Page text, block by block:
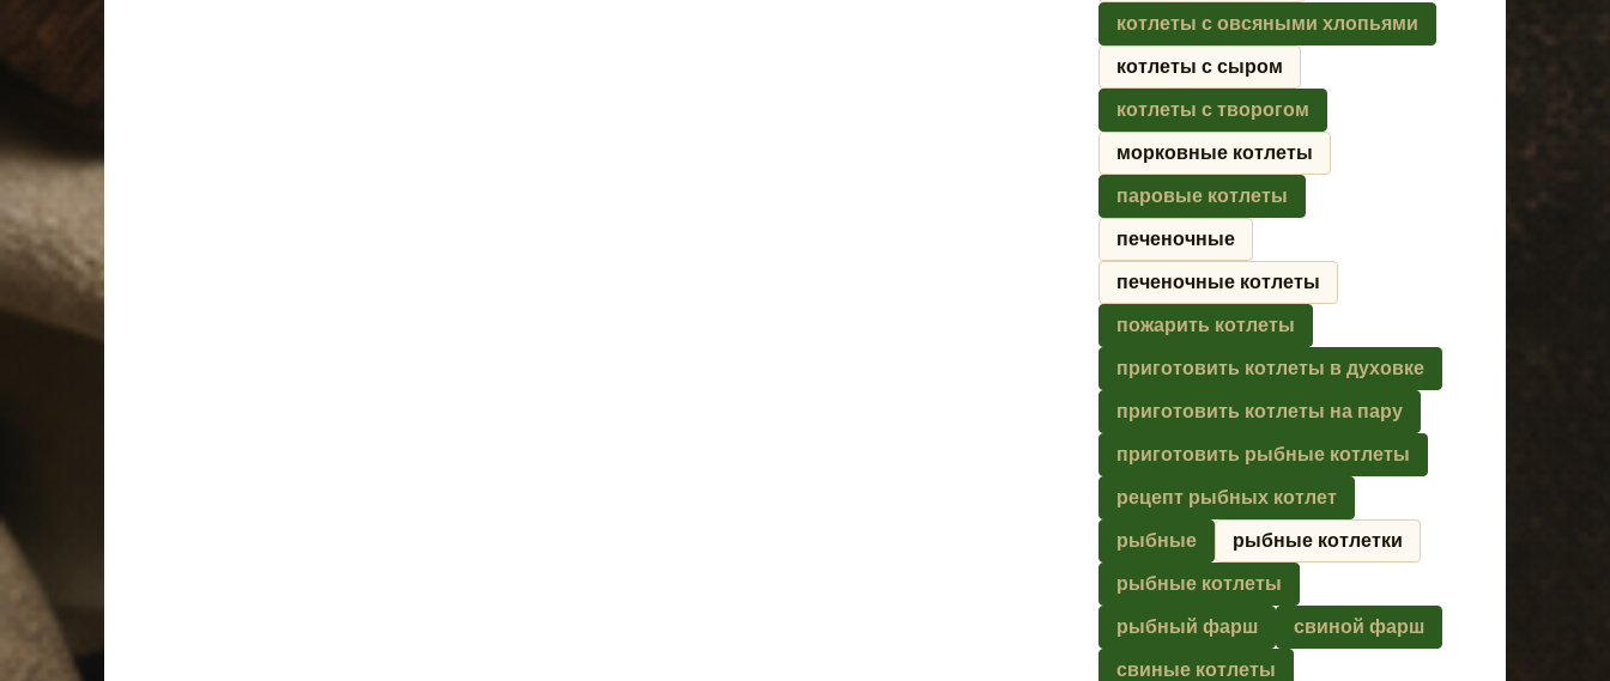
котлеты с овсяными хлопьями
котлеты с сыром
котлеты с творогом
морковные котлеты
паровые котлеты
печеночные
печеночные котлеты
пожарить котлеты
приготовить котлеты в духовке
приготовить котлеты на пару
приготовить рыбные котлеты
рецепт рыбных котлет
рыбные рыбные котлетки
рыбные котлеты
рыбный фарш свиной фарш
свиные котлеты